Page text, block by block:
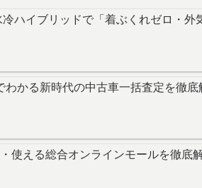
ハイブリッドで「着ぶくれゼロ・
かる新時代の中古車一括査定を徹底
使える総合オンラインモールを徹底解